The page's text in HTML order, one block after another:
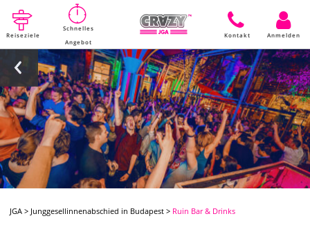
Reiseziele
Schnelles
Angebot
Kontakt Anmelden
JGA > Junggesellinnenabschied in Budapest > Ruin Bar & Drinks